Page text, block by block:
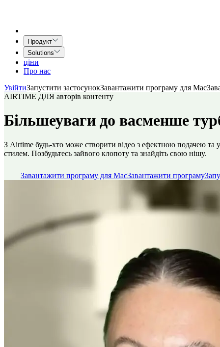
Продукт
Solutions
ціни
Про нас
УвійтиЗапустити застосунокЗавантажити програму для Mac
AIRTIME ДЛЯ авторів контенту
Більшеуваги до васменше
З Airtime будь-хто може створити відео з ефектною подачею та
стилем. Позбудьтесь зайвого клопоту та знайдіть свою нішу.
Завантажити програму для MacЗавантажити програму